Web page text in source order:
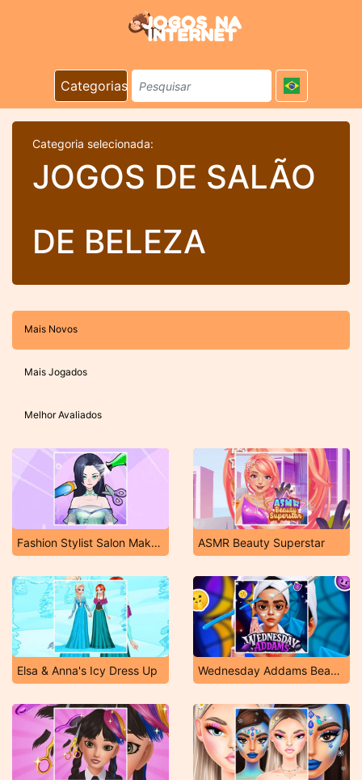
Categorias
Categoria selecionada:
JOGOS DE SALÃO
DE BELEZA
Mais Novos
Mais Jogados
Melhor Avaliados
Fashion Stylist Salon Makeover ASMR Beauty Superstar
Elsa & Anna's Icy Dress Up Wednesday Addams Beauty Salon